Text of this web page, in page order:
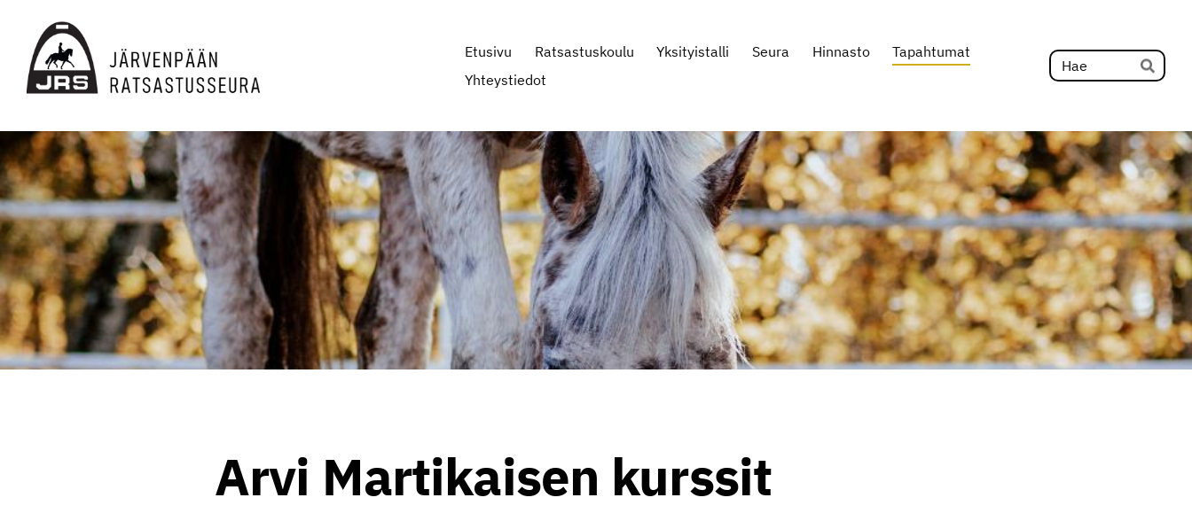
sivun
sisältöön
JRS ry
Etusivu Ratsastuskoulu Yksityistalli Seura Hinnasto
Tapahtumat
Yhteystiedot
Hae
Arvi Martikaisen kurssit